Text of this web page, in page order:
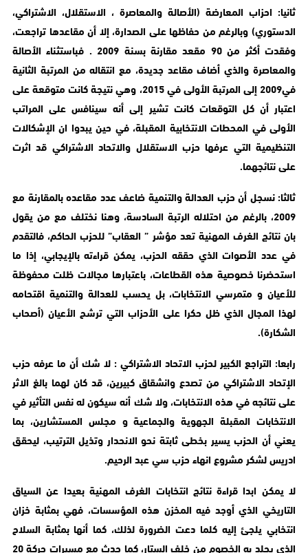
ثانيا: احزاب المعارضة (الأصالة والمعاصرة ، الاستقلال، الاشتراكي،
الدستوري) وبالرغم من حفاظها على الصدارة، إلا أن مقاعدها تراجعت،
وفقدت أكثر من 90 مقعد مقارنة بسنة 2009 . فباستثناء الأصالة
والمعاصرة والذي أضاف مقاعد جديدة، مع انتقاله من المرتبة الثانية
في2009 إلى المرتبة الأولى في 2015، وهي نتيجة كانت متوقعة على
اعتبار أن كل التوقعات كانت تشير إلى أنه سينافس على المراتب
الأولى في المحطات الانتخابية المقبلة، في حين يبدوا ان الإشكالات
التنظيمية التي عرفها حزب الاستقلال والاتحاد الاشتراكي قد اثرت
على نتائجهما.
ثالثا: نسجل أن حزب العدالة والتنمية ضاعف عدد مقاعده بالمقارنة مع
2009، بالرغم من احتلاله الرتبة السادسة، وهنا نختلف مع من يقول
بان نتائج الغرف المهنية تعد مؤشر ” العقاب” للحزب الحاكم، فالتقدم
في عدد الأصوات الذي حققه الحزب، يمكن قراءته بالإيجابي، إذا ما
استحضرنا خصوصية هذه القطاعات، باعتبارها مجالات ظلت محفوظة
للأعيان و متمرسي الانتخابات، بل يحسب للعدالة والتنمية اقتحامه
لهذا المجال الذي ظل حكرا على الأحزاب التي ترشح الأعيان (أصحاب
الشكارة).
رابعا: التراجع الكبير لحزب الاتحاد الاشتراكي : لا شك أن ما عرفه حزب
الإتحاد الاشتراكي من تصدع وانشقاق كبيرين، قد كان لهما بالغ الاثر
على نتائجه في هذه الانتخابات، ولا شك أنه سيكون له نفس التأثير في
الانتخابات المقبلة الجهوية والجماعية و مجلس المستشارين، بما
يعني أن الحزب يسير بخطى ثابتة نحو الانحدار وتذيل الترتيب، ليحقق
ادريس لشكر مشروع انهاء حزب سي عبد الرحيم.
لا يمكن ابدا قراءة نتائج انتخابات الغرف المهنية بعيدا عن السياق
التاريخي الذي أوجد فيه المخزن هذه المؤسسات، فهي بمثابة خزان
انتخابي يلجئ إليه كلما دعت الضرورة لذلك، كما أنها بمثابة السلاح
الذي يجلد به الخصوم من خلف الستار، كما حدث مع مسيرات حركة 20